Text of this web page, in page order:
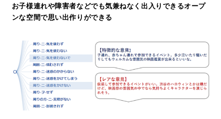
お子様連れや障害者などでも気兼ねなく出入りできるオープ
ンな空間で思い出作りができる